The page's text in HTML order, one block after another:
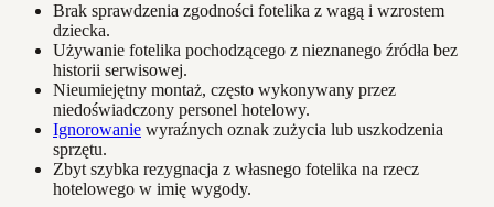
Brak sprawdzenia zgodności fotelika z wagą i wzrostem
dziecka.
Używanie fotelika pochodzącego z nieznanego źródła bez
historii serwisowej.
Nieumiejętny montaż, często wykonywany przez
niedoświadczony personel hotelowy.
Ignorowanie wyraźnych oznak zużycia lub uszkodzenia
sprzętu.
Zbyt szybka rezygnacja z własnego fotelika na rzecz
hotelowego w imię wygody.